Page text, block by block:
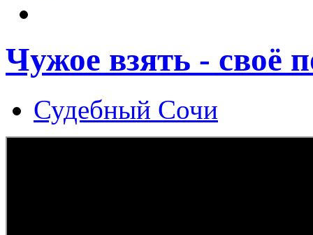
Чужое взять - своё
Судебный Сочи